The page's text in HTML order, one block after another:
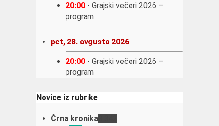
20:00 - Grajski večeri 2026 –
program
pet, 28. avgusta 2026
20:00 - Grajski večeri 2026 –
program
Novice iz rubrike
Črna kronika